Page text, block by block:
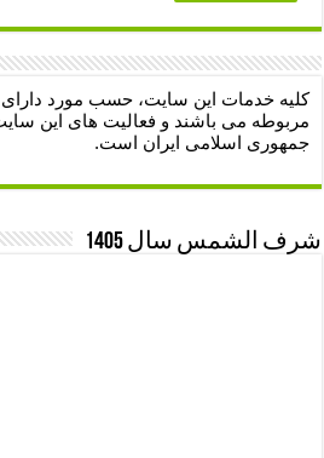
کلیه خدمات این سایت، حسب مورد دارای
مربوطه می باشند و فعالیت های این
جمهوری اسلامی ایران است.
شرف الشمس سال 1405